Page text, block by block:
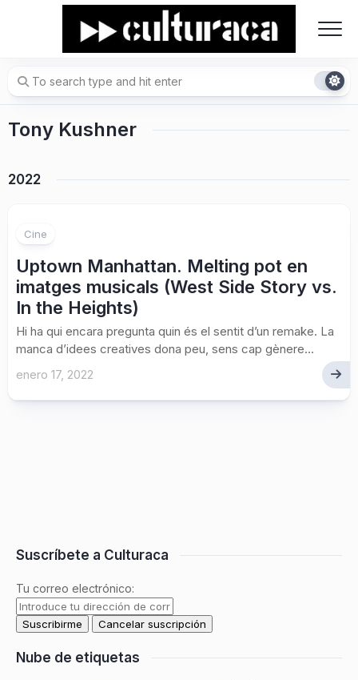
Tony Kushner
2022
Cine
Uptown Manhattan. Melting pot en
imatges musicals (West Side Story vs.
In the Heights)
Hi ha qui encara pregunta quin és el sentit d’un remake. La
manca d’idees creatives dona peu, sens cap gènere...
enero 17, 2022
Suscríbete a Culturaca
Tu correo electrónico:
Nube de etiquetas